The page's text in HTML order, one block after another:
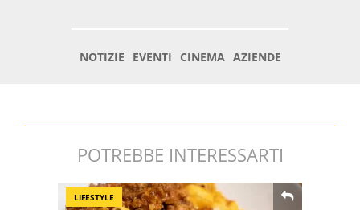
POTREBBE INTERESSARTI
LIFESTYLE